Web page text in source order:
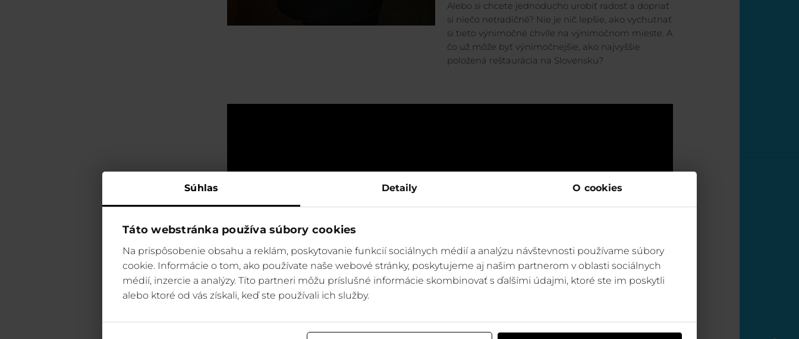
Súhlas Detaily O cookies
Táto webstránka používa súbory cookies
Na prispôsobenie obsahu a reklám, poskytovanie funkcií sociálnych médií a analýzu návštevnosti používame súbory
cookie. Informácie o tom, ako používate naše webové stránky, poskytujeme aj našim partnerom v oblasti sociálnych
médií, inzercie a analýzy. Títo partneri môžu príslušné informácie skombinovať s ďalšími údajmi, ktoré ste im poskytli
alebo ktoré od vás získali, keď ste používali ich služby.
Alebo si chcete jednoducho urobiť radosť a dopriať
si niečo netradičné? Nie je nič lepšie, ako vychutnať
si tieto výnimočné chvíle na výnimočnom mieste. A
čo už môže byť výnimočnejšie, ako najvyššie
položená reštaurácia na Slovensku?